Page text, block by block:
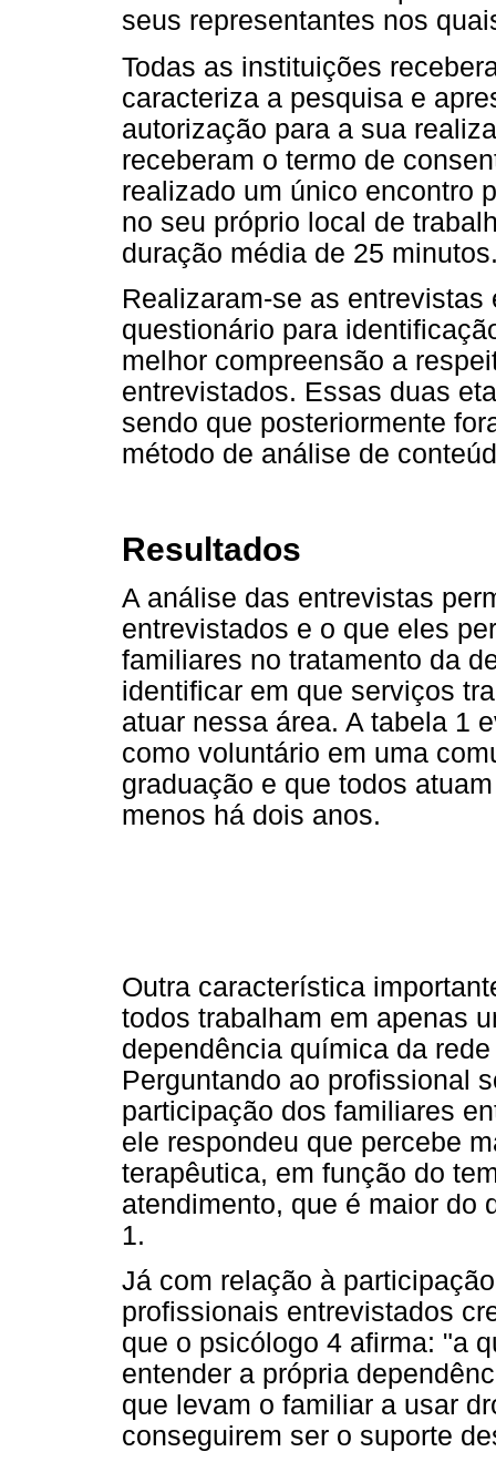
seus representantes nos
Todas as instituições
caracteriza a pesquisa e
autorização para a sua
receberam o termo de
realizado um único encontro
no seu próprio local de
duração média de 25
Realizaram-se as
questionário para
melhor compreensão a
entrevistados. Essas duas
sendo que posteriormente
método de análise de
Resultados
A análise das entrevistas
entrevistados e o que eles
familiares no tratamento da
identificar em que serviços
atuar nessa área. A tabela 1
como voluntário em uma
graduação e que todos
menos há dois anos.
Outra característica
todos trabalham em apenas
dependência química da
Perguntando ao profissional
participação dos familiares
ele respondeu que percebe
terapêutica, em função do
atendimento, que é maior do
1.
Já com relação à
profissionais entrevistados
que o psicólogo 4 afirma: "a
entender a própria
que levam o familiar a usar
conseguirem ser o suporte